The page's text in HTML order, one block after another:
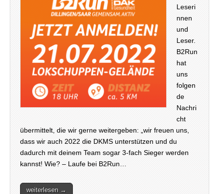
Leseri
nnen
und
Leser.
B2Run
hat
uns
folgen
de
Nachri
cht
übermittelt, die wir gerne weitergeben: „wir freuen uns,
dass wir auch 2022 die DKMS unterstützen und du
dadurch mit deinem Team sogar 3-fach Sieger werden
kannst! Wie? – Laufe bei B2Run…
weiterlesen →